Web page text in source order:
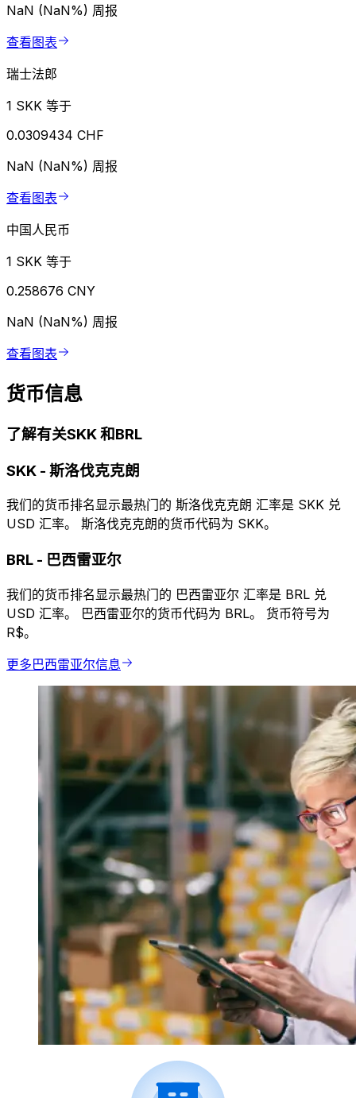
NaN (NaN%) 周报
查看图表
瑞士法郎
1 SKK 等于
0.0309434 CHF
NaN (NaN%) 周报
查看图表
中国人民币
1 SKK 等于
0.258676 CNY
NaN (NaN%) 周报
查看图表
货币信息
了解有关SKK 和BRL
SKK - 斯洛伐克克朗
我们的货币排名显示最热门的 斯洛伐克克朗 汇率是 SKK 兑
USD 汇率。 斯洛伐克克朗的货币代码为 SKK。
BRL - 巴西雷亚尔
我们的货币排名显示最热门的 巴西雷亚尔 汇率是 BRL 兑
USD 汇率。 巴西雷亚尔的货币代码为 BRL。 货币符号为
R$。
更多巴西雷亚尔信息